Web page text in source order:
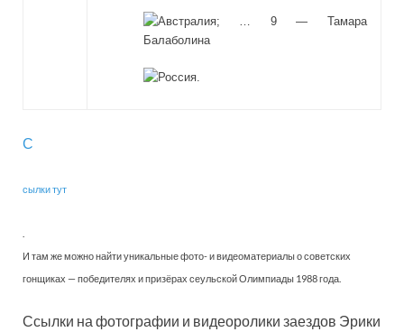
; … 9 — Тамара
Балаболина
.
С
сылки тут
И там же можно найти уникальные фото- и видеоматериалы о советских
гонщиках — победителях и призёрах сеульской Олимпиады 1988 года.
Ссылки на фотографии и видеоролики заездов Эрики